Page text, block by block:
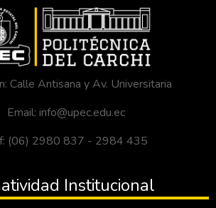
Calle Antisana y Av. Universitaria
Email: info@upec.edu.ec
(06) 2980 837 - 2984 435
Institucional